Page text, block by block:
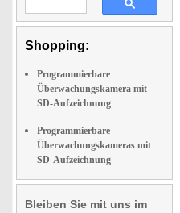
Shopping:
Programmierbare
Überwachungskamera mit
SD-Aufzeichnung
Programmierbare
Überwachungskameras mit
SD-Aufzeichnung
Bleiben Sie mit uns im